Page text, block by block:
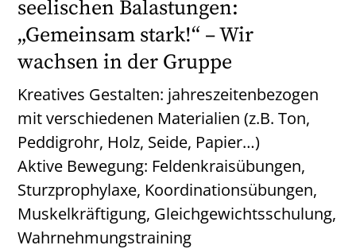
seelischen Balastungen:
„Gemeinsam stark!“ – Wir
wachsen in der Gruppe
Kreatives Gestalten: jahreszeitenbezogen
mit verschiedenen Materialien (z.B. Ton,
Peddigrohr, Holz, Seide, Papier…)
Aktive Bewegung: Feldenkraisübungen,
Sturzprophylaxe, Koordinationsübungen,
Muskelkräftigung, Gleichgewichtsschulung,
Wahrnehmungstraining